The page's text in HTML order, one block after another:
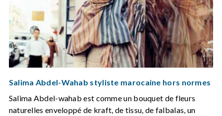
Salima Abdel-Wahab styliste marocaine hors normes
Salima Abdel-wahab est comme un bouquet de fleurs
naturelles enveloppé de kraft, de tissu, de falbalas, un